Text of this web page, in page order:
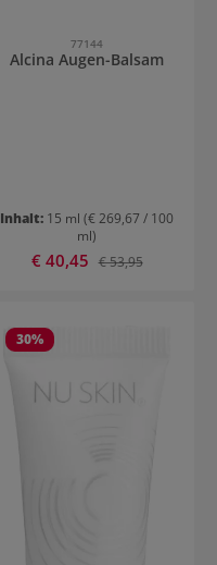
77144
Alcina Augen-Balsam
Inhalt: 15 ml (€ 269,67 / 100
ml)
Verkaufspreis:
€ 40,45 Regulärer Preis:
€ 53,95
30%